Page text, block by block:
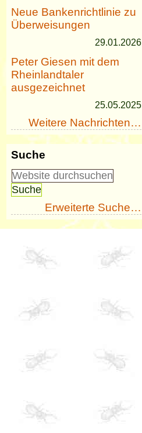
Neue Bankenrichtlinie zu
Überweisungen
29.01.2026
Peter Giesen mit dem
Rheinlandtaler
ausgezeichnet
25.05.2025
Weitere Nachrichten…
Suche
Erweiterte Suche…